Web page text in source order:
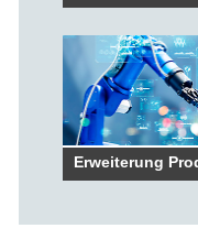
Erweiterung